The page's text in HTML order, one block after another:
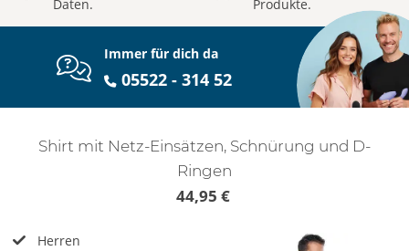
Daten.
Produkte.
Immer für dich da
05522 - 314 52
Shirt mit Netz-Einsätzen, Schnürung und D-
Ringen
44,95 €
Herren